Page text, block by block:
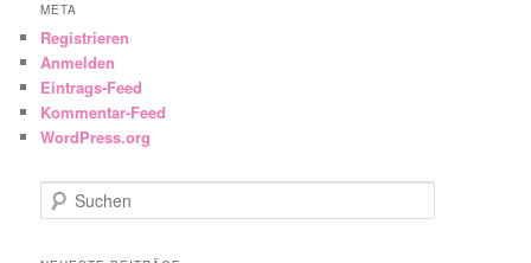
META
Registrieren
Anmelden
Eintrags-Feed
Kommentar-Feed
WordPress.org
Suchen